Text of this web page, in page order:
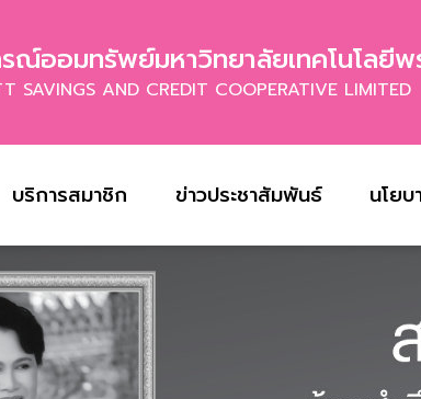
ณ์ออมทรัพย์มหาวิทยาลัยเทคโนโลยีพ
SAVINGS AND CREDIT COOPERATIVE LIMITED
บริการสมาชิก ข่าวประชาสัมพันธ์ นโย